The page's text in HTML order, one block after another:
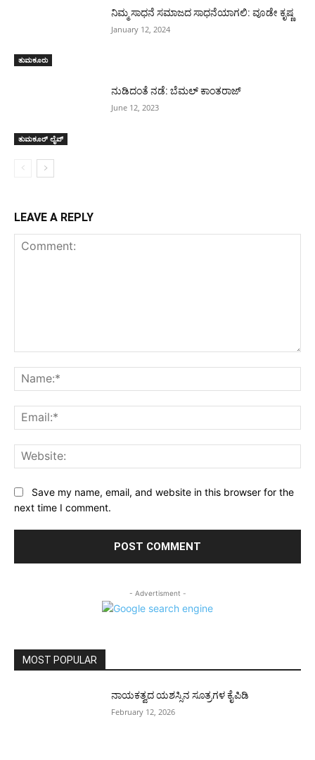
ತುಮಕೂರು
ನಿಮ್ಮ ಸಾಧನೆ ಸಮಾಜದ ಸಾಧನೆಯಾಗಲಿ: ವೂಡೇ ಕೃಷ್ಣ
January 12, 2024
ತುಮಕೂರ್ ಲೈವ್
ನುಡಿದಂತೆ ನಡೆ: ಬೆಮಲ್ ಕಾಂತರಾಜ್
June 12, 2023
LEAVE A REPLY
Save my name, email, and website in this browser for the
next time I comment.
- Advertisment -
MOST POPULAR
ನಾಯಕತ್ವದ ಯಶಸ್ಸಿನ ಸೂತ್ರಗಳ ಕೈಪಿಡಿ
February 12, 2026